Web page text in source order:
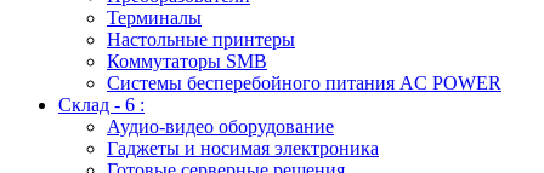
Терминалы
Настольные принтеры
Коммутаторы SMB
Системы бесперебойного питания AC POWER
Склад - 6 :
Аудио-видео оборудование
Гаджеты и носимая электроника